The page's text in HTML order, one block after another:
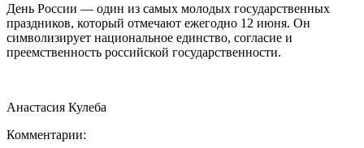
День России — один из самых молодых государственных
праздников, который отмечают ежегодно 12 июня. Он
символизирует национальное единство, согласие и
преемственность российской государственности.
Анастасия Кулеба
Комментарии: